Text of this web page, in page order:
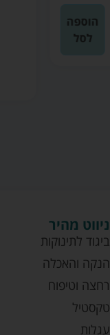
הוספה
לסל
ניווט מהיר
ביגוד לתינוקות
הנקה והאכלה
רחצה וטיפוח
טקסטיל
עגלות